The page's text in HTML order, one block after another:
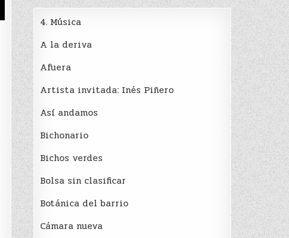
4. Música
A la deriva
Afuera
Artista invitada: Inés Piñero
Así andamos
Bichonario
Bichos verdes
Bolsa sin clasificar
Botánica del barrio
Cámara nueva